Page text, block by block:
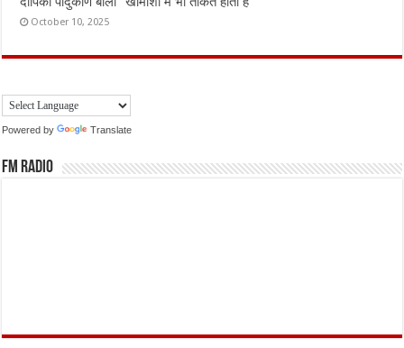
October 10, 2025
Powered by Translate
FM Radio